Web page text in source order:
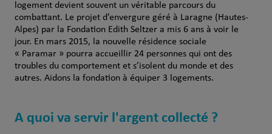
logement devient souvent un véritable parcours du
combattant. Le projet d’envergure géré à Laragne (Hautes-
Alpes) par la Fondation Edith Seltzer a mis 6 ans à voir le
jour. En mars 2015, la nouvelle résidence sociale
« Paramar » pourra accueillir 24 personnes qui ont des
troubles du comportement et s’isolent du monde et des
autres. Aidons la fondation à équiper 3 logements.
A quoi va servir l'argent collecté ?